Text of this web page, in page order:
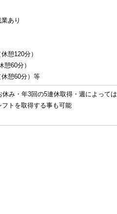
あり
憩120分）
憩60分）
憩60分）等
休み・年3回の5連休取得・週によっては
トを取得する事も可能